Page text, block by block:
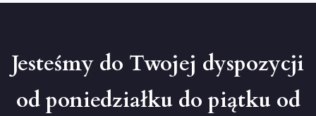
Jesteśmy do Twojej dyspozycji
od poniedziałku do piątku od